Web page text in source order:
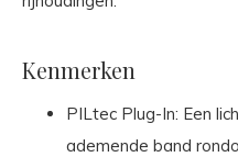
Kenmerken
PILtec Plug-In: Een
ademende band